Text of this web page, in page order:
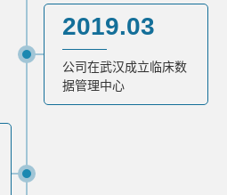
2019.03
公司在武汉成立临床数
据管理中心